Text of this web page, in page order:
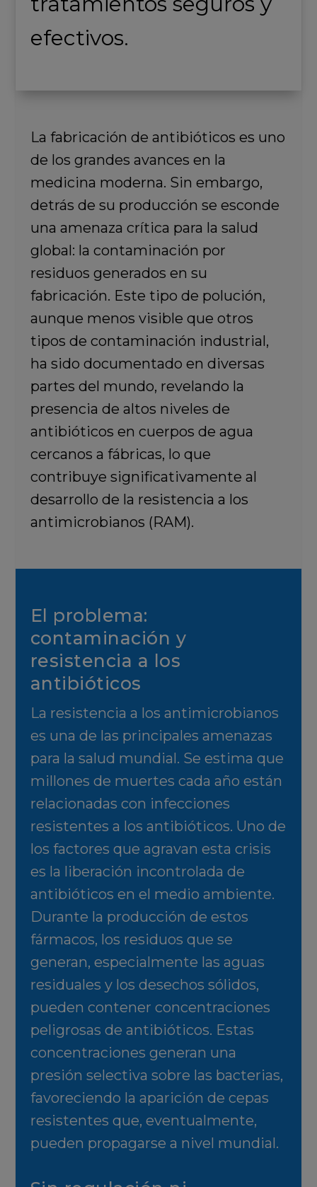
efectivos.
La fabricación de antibióticos es uno
de los grandes avances en la
medicina moderna. Sin embargo,
detrás de su producción se esconde
una amenaza crítica para la salud
global: la contaminación por
residuos generados en su
fabricación. Este tipo de polución,
aunque menos visible que otros
tipos de contaminación industrial,
ha sido documentado en diversas
partes del mundo, revelando la
presencia de altos niveles de
antibióticos en cuerpos de agua
cercanos a fábricas, lo que
contribuye significativamente al
desarrollo de la resistencia a los
antimicrobianos (RAM).
El problema:
contaminación y
resistencia a los
antibióticos
La resistencia a los antimicrobianos
es una de las principales amenazas
para la salud mundial. Se estima que
millones de muertes cada año están
relacionadas con infecciones
resistentes a los antibióticos. Uno de
los factores que agravan esta crisis
es la liberación incontrolada de
antibióticos en el medio ambiente.
Durante la producción de estos
fármacos, los residuos que se
generan, especialmente las aguas
residuales y los desechos sólidos,
pueden contener concentraciones
peligrosas de antibióticos. Estas
concentraciones generan una
presión selectiva sobre las bacterias,
favoreciendo la aparición de cepas
resistentes que, eventualmente,
pueden propagarse a nivel mundial.